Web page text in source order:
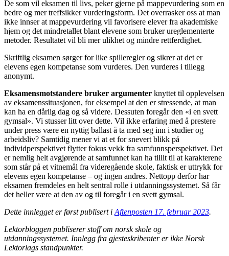
De som vil eksamen til livs, peker gjerne på mappevurdering som en
bedre og mer treffsikker vurderingsform. Det overrasker oss at man
ikke innser at mappevurdering vil favorisere elever fra akademiske
hjem og det mindretallet blant elevene som bruker ureglementerte
metoder. Resultatet vil bli mer ulikhet og mindre rettferdighet.
Skriftlig eksamen sørger for like spilleregler og sikrer at det er
elevens egen kompetanse som vurderes. Den vurderes i tillegg
anonymt.
Eksamensmotstandere bruker argumenter knyttet til opplevelsen
av eksamenssituasjonen, for eksempel at den er stressende, at man
kan ha en dårlig dag og så videre. Dessuten foregår den «i en svett
gymsal». Vi stusser litt over dette. Vil ikke erfaring med å prestere
under press være en nyttig ballast å ta med seg inn i studier og
arbeidsliv? Samtidig mener vi at et for snevert blikk på
individperspektivet flytter fokus vekk fra samfunnsperspektivet. Det
er nemlig helt avgjørende at samfunnet kan ha tillit til at karakterene
som står på et vitnemål fra videregående skole, faktisk er uttrykk for
elevens egen kompetanse – og ingen andres. Nettopp derfor har
eksamen fremdeles en helt sentral rolle i utdanningssystemet. Så får
det heller være at den av og til foregår i en svett gymsal.
Dette innlegget er først publisert iAftenposten 17. februar 2023.
Lektorbloggen publiserer stoff om norsk skole og
utdanningssystemet. Innlegg fra gjesteskribenter er ikke Norsk
Lektorlags standpunkter.